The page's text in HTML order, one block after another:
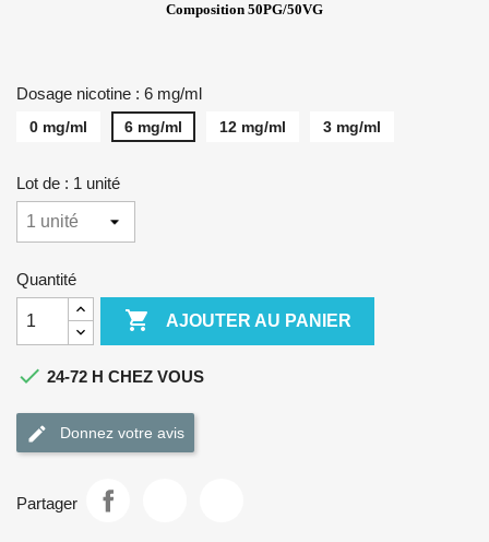
Composition 50PG/50VG
Dosage nicotine : 6 mg/ml
0 mg/ml 6 mg/ml 12 mg/ml 3 mg/ml
Lot de : 1 unité
Quantité
 AJOUTER AU PANIER
 24-72 H CHEZ VOUS
Donnez votre avis
Partager